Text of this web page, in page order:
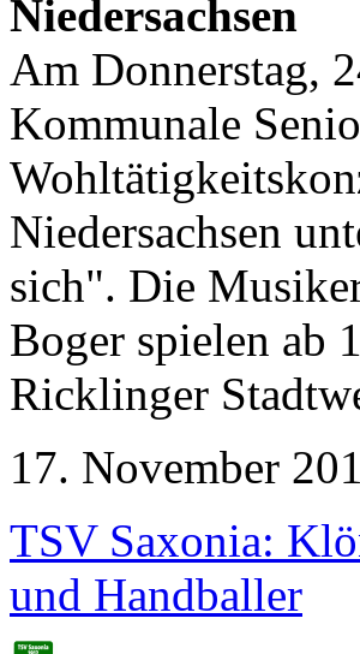
Niedersachsen
Am Donnerstag,
Kommunale
Niedersachsen
sich". Die
Boger spielen ab
Ricklinger
17. November
TSV Saxonia:
und Handballer